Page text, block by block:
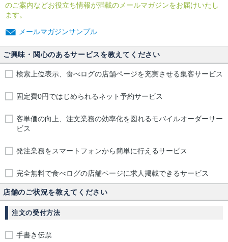
のご案内などお役立ち情報が満載のメールマガジンをお届けいたし
ます。
メールマガジンサンプル
ご興味・関心のあるサービスを教えてください
検索上位表示、食べログの店舗ページを充実させる集客サービス
固定費0円ではじめられるネット予約サービス
客単価の向上、注文業務の効率化を図れるモバイルオーダーサー
ビス
発注業務をスマートフォンから簡単に行えるサービス
完全無料で食べログの店舗ページに求人掲載できるサービス
店舗のご状況を教えてください
注文の受付方法
手書き伝票